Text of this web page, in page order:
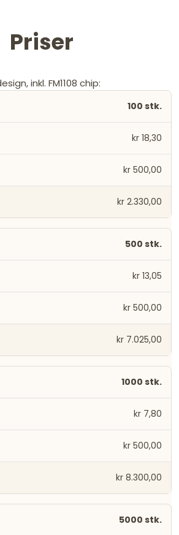
Priser
inkl. FM1108 chip:
100 stk.
kr 18,30
kr 500,00
kr 2.330,00
500 stk.
kr 13,05
kr 500,00
kr 7.025,00
1000 stk.
kr 7,80
kr 500,00
kr 8.300,00
5000 stk.